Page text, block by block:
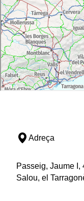
Adreça
Passeig, Jaume I,
Salou, el